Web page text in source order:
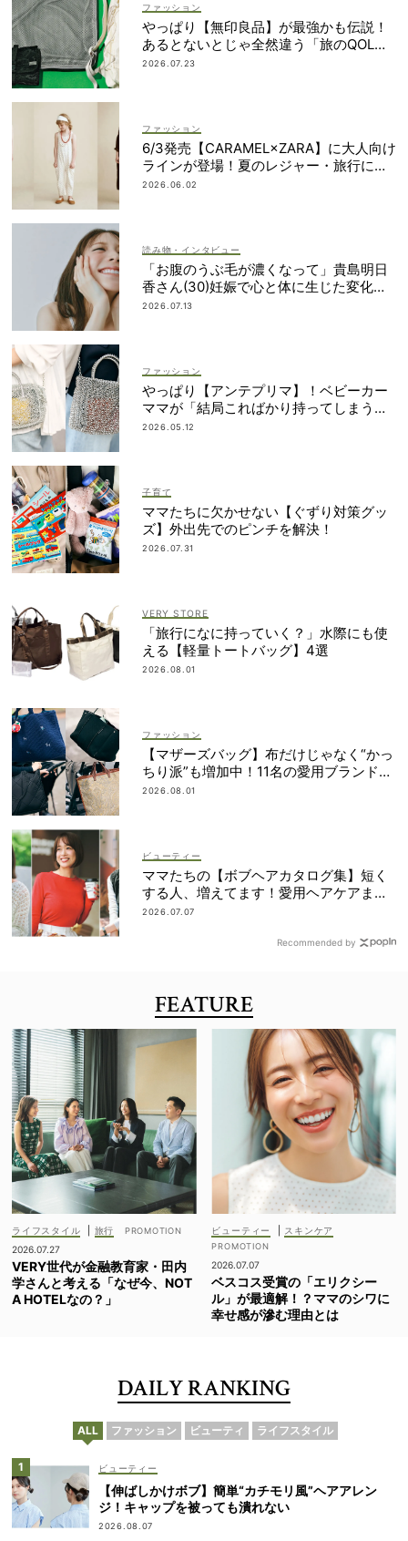
ファッション
やっぱり【無印良品】が最強かも伝説！
あるとないとじゃ全然違う「旅のQOL爆
上げアイテム」
2026.07.23
ファッション
6/3発売【CARAMEL×ZARA】に大人向け
ラインが登場！夏のレジャー・旅行にも
おすすめ
2026.06.02
読み物・インタビュー
「お腹のうぶ毛が濃くなって」貴島明日
香さん(30)妊娠で心と体に生じた変化も
「愛しいです」
2026.07.13
ファッション
やっぱり【アンテプリマ】！ベビーカー
ママが「結局こればかり持ってしまう」
納得の理由
2026.05.12
子育て
ママたちに欠かせない【ぐずり対策グッ
ズ】外出先でのピンチを解決！
2026.07.31
VERY STORE
「旅行になに持っていく？」水際にも使
える【軽量トートバッグ】4選
2026.08.01
ファッション
【マザーズバッグ】布だけじゃなく“かっ
ちり派”も増加中！11名の愛用ブランド
は？
2026.08.01
ビューティー
ママたちの【ボブヘアカタログ集】短く
する人、増えてます！愛用ヘアケアまで
全部見せ
2026.07.07
Recommended by
FEATURE
ライフスタイル
旅行
2026.07.27
VERY世代が金融教育家・田内
学さんと考える「なぜ今、NOT
A HOTELなの？」
ビューティー スキンケア
2026.07.07
ベスコス受賞の「エリクシー
ル」が最適解！？ママのシワに
幸せ感が滲む理由とは
DAILY RANKING
ALL ファッション ビューティ ライフスタイル
ビューティー
【伸ばしかけボブ】簡単“カチモリ風”ヘアアレン
ジ！キャップを被っても潰れない
2026.08.07